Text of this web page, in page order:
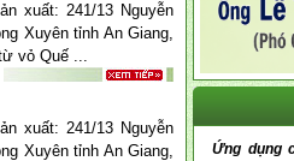
xuất: 241/13 Nguyễn
Xuyên tỉnh An Giang,
vỏ Quế ...
xuất: 241/13 Nguyễn
Xuyên tỉnh An Giang,
Ứng dụng